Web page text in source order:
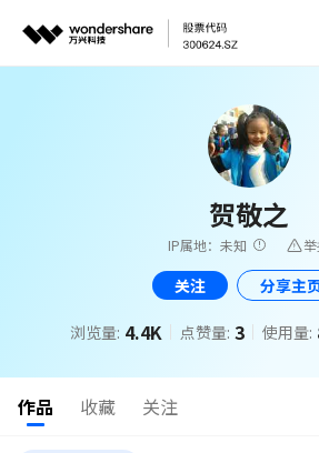
贺敬之
IP属地：未知
关注 分享主
浏览量: 4.4K 点赞量: 3 使用量:
作品 收藏 关注